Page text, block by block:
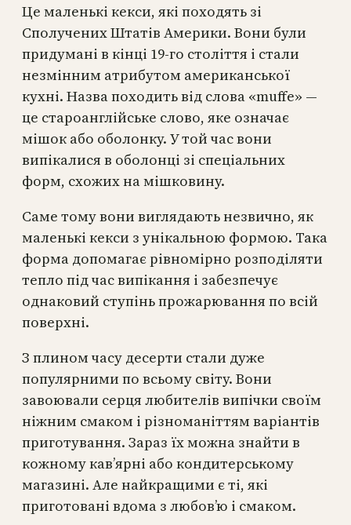
Це маленькі кекси, які походять зі
Сполучених Штатів Америки. Вони були
придумані в кінці 19-го століття і стали
незмінним атрибутом американської
кухні. Назва походить від слова «muffe» —
це староанглійське слово, яке означає
мішок або оболонку. У той час вони
випікалися в оболонці зі спеціальних
форм, схожих на мішковину.
Саме тому вони виглядають незвично, як
маленькі кекси з унікальною формою. Така
форма допомагає рівномірно розподіляти
тепло під час випікання і забезпечує
однаковий ступінь прожарювання по всій
поверхні.
З плином часу десерти стали дуже
популярними по всьому світу. Вони
завоювали серця любителів випічки своїм
ніжним смаком і різноманіттям варіантів
приготування. Зараз їх можна знайти в
кожному кав’ярні або кондитерському
магазині. Але найкращими є ті, які
приготовані вдома з любов’ю і смаком.